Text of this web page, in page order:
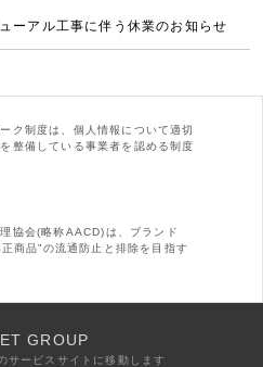
ーアル工事に伴う休業のお知らせ
ク制度は、個人情報について適切
整備している事業者を認める制度
協会(略称AACD)は、ブランド
正商品”の流通防止と排除を目指す
GROUP
サービスサイトに移動します